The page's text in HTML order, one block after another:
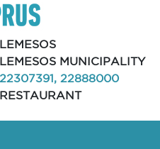
LEMESOS
LEMESOS MUNICIPALITY
22307391, 22888000
RESTAURANT